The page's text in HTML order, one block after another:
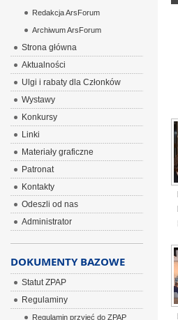
Redakcja ArsForum
Archiwum ArsForum
Strona główna
Aktualności
Ulgi i rabaty dla Członków
Wystawy
Konkursy
Linki
Materiały graficzne
Patronat
Kontakty
Odeszli od nas
Administrator
DOKUMENTY BAZOWE
Statut ZPAP
Regulaminy
Regulamin przyjęć do ZPAP